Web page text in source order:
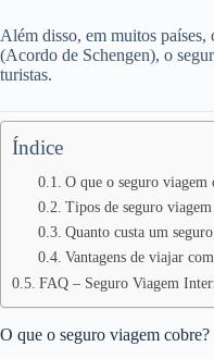
Além disso, em muitos
(Acordo de Schengen), o
turistas.
Índice
O que o seguro viagem
Tipos de seguro
Quanto custa um
Vantagens de viajar
FAQ – Seguro Viagem
O que o seguro viagem cobre?